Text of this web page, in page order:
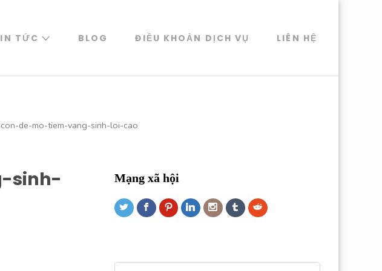
TỨC BLOG ĐIỀU KHOẢN DỊCH VỤ LIÊN HỆ
de-mo-tiem-vang-sinh-loi-cao
sinh-
Mạng xã hội